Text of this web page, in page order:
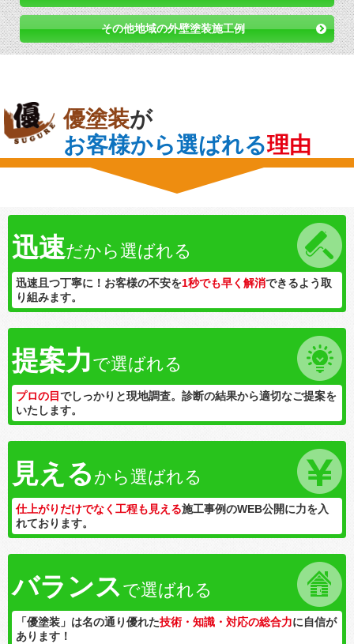
その他地域の外壁塗装施工例
優塗装が
お客様から選ばれる理由
迅速だから選ばれる
迅速且つ丁寧に！お客様の不安を1秒でも早く解消できるよう取
り組みます。
提案力で選ばれる
プロの目でしっかりと現地調査。診断の結果から適切なご提案を
いたします。
見える から選ばれる
仕上がりだけでなく工程も見える施工事例のWEB公開に力を入
れております。
バランスで選ばれる
「優塗装」は名の通り優れた技術・知識・対応の総合力に自信が
あります！